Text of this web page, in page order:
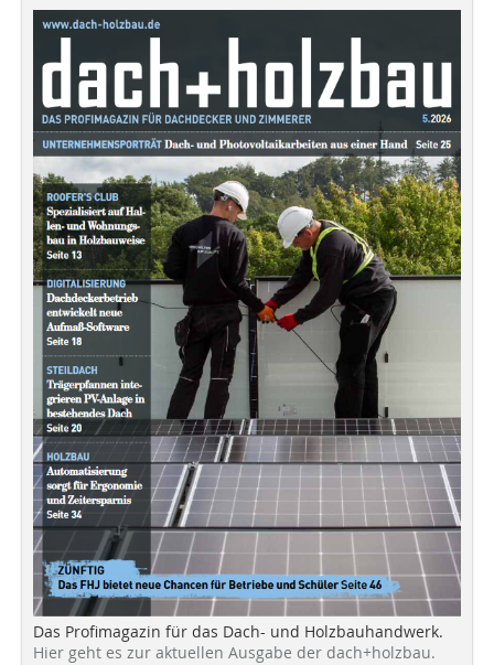
Das Profimagazin für das Dach- und Holzbauhandwerk.
Hier geht es zur aktuellen Ausgabe der dach+holzbau.